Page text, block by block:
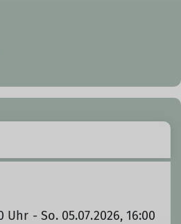
Uhr - So. 05.07.2026, 16:00